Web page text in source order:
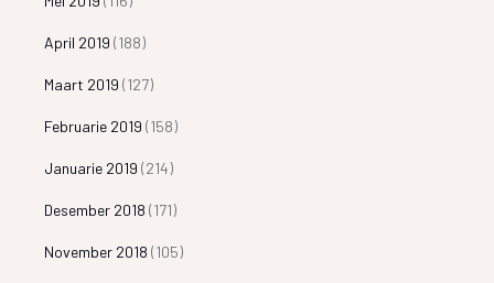
April 2019 (188)
Maart 2019 (127)
Februarie 2019 (158)
Januarie 2019 (214)
Desember 2018 (171)
November 2018 (105)